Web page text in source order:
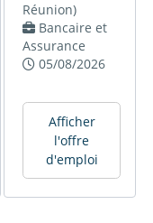
Réunion)
Bancaire et
Assurance
05/08/2026
Afficher
l'offre
d'emploi